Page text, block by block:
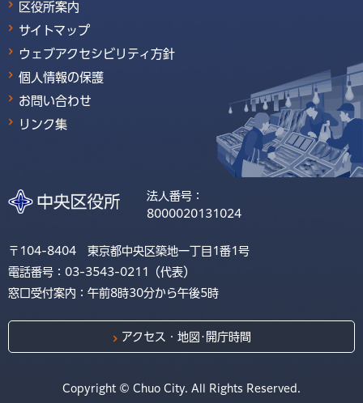
区役所案内
サイトマップ
ウェブアクセシビリティ方針
個人情報の保護
お問い合わせ
リンク集
法人番号：
8000020131024
〒104-8404 東京都中央区築地一丁目1番1号
電話番号：03-3543-0211（代表）
窓口受付案内：午前8時30分から午後5時
アクセス・地図･開庁時間
Copyright © Chuo City. All Rights Reserved.